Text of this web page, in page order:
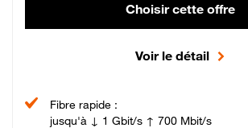
Choisir cette offre
Voir le détail
Fibre rapide :
jusqu'à ↓ 1 Gbit/s ↑ 700 Mbit/s